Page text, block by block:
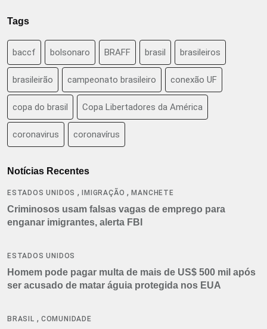
Tags
baccf bolsonaro BRAFF brasil brasileiros
brasileirão campeonato brasileiro conexão UF
copa do brasil Copa Libertadores da América
coronavirus coronavírus
Notícias Recentes
ESTADOS UNIDOS ,IMIGRAÇÃO ,MANCHETE
Criminosos usam falsas vagas de emprego para
enganar imigrantes, alerta FBI
ESTADOS UNIDOS
Homem pode pagar multa de mais de US$ 500 mil após
ser acusado de matar águia protegida nos EUA
BRASIL , COMUNIDADE